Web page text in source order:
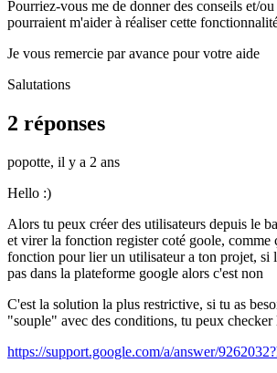
Pourriez-vous me de donner des conseils et/
pourraient m'aider à réaliser cette
Je vous remercie par avance pour votre aide
Salutations
2 réponses
popotte, il y a 2 ans
Hello :)
Alors tu peux créer des utilisateurs depuis le
et virer la fonction register coté goole, comme
fonction pour lier un utilisateur a ton projet, si
pas dans la plateforme google alors c'est non
C'est la solution la plus restrictive, si tu as
"souple" avec des conditions, tu peux checker
https://support.google.com/a/answer/